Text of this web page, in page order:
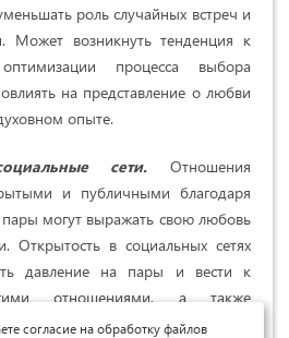
роль случайных встреч и
возникнуть тенденция к
процесса выбора
на представление о любви
опыте.
сети. Отношения
и публичными благодаря
могут выражать свою любовь
Открытость в социальных сетях
давление на пары и вести к
отношениями, а также
комментариев. Это может
согласие на обработку файлов